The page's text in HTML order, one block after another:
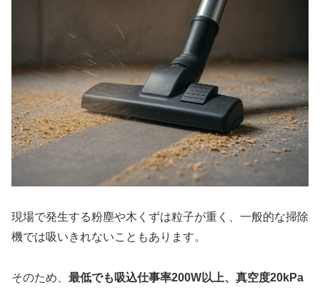
現場で発生する粉塵や木くずは粒子が重く、一般的な掃除
機では吸いきれないこともあります。
そのため、 最低でも吸込仕事率200W以上、真空度20kPa